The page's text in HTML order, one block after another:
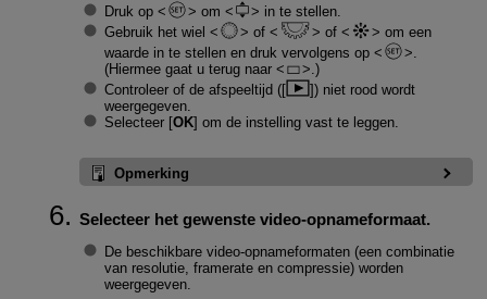
Druk op
om
in te stellen.
Gebruik het wiel
of of
om een
waarde in te stellen en druk vervolgens op
(Hiermee gaat u terug naar
.)
Controleer of de afspeeltijd ([
]) niet rood wordt
weergegeven.
Selecteer [OK] om de instelling vast te leggen.
Opmerking
Selecteer het gewenste video-opnameformaat.
De beschikbare video-opnameformaten (een combinatie
van resolutie, framerate en compressie) worden
weergegeven.